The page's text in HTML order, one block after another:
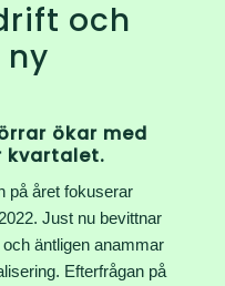
och
ökar med
kvartalet.
på året fokuserar
Just nu bevittnar
äntligen anammar
Efterfrågan på